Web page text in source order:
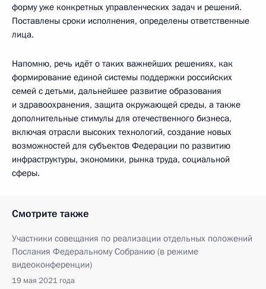
форму уже конкретных управленческих задач и решений.
Поставлены сроки исполнения, определены ответственные
лица.
Напомню, речь идёт о таких важнейших решениях, как
формирование единой системы поддержки российских
семей с детьми, дальнейшее развитие образования
и здравоохранения, защита окружающей среды, а также
дополнительные стимулы для отечественного бизнеса,
включая отрасли высоких технологий, создание новых
возможностей для субъектов Федерации по развитию
инфраструктуры, экономики, рынка труда, социальной
сферы.
Смотрите также
Участники совещания по реализации отдельных положений
Послания Федеральному Собранию (в режиме
видеоконференции)
19 мая 2021 года